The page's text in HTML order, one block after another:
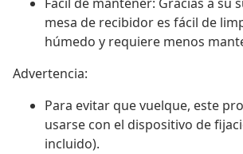
mesa de recibidor es fácil de
húmedo y requiere menos
Advertencia:
Para evitar que vuelque, este
usarse con el dispositivo de
incluido).